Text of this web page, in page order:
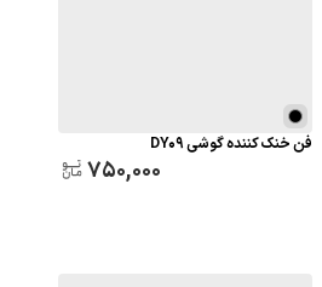
فن خنک کننده گوشی DY09
750,000